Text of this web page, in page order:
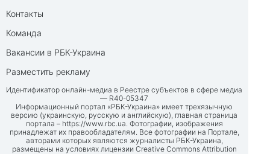
Контакты
Команда
Вакансии в РБК-Украина
Разместить рекламу
Идентификатор онлайн-медиа в Реестре субъектов в сфере медиа
— R40-05347
Информационный портал «РБК-Украина» имеет трехязычную
версию (украинскую, русскую и английскую), главная страница
портала – https://www.rbc.ua. Фотографии, изображения
принадлежат их правообладателям. Все фотографии на Портале,
авторами которых являются журналисты РБК-Украина,
размещены на условиях лицензии Creative Commons Attribution